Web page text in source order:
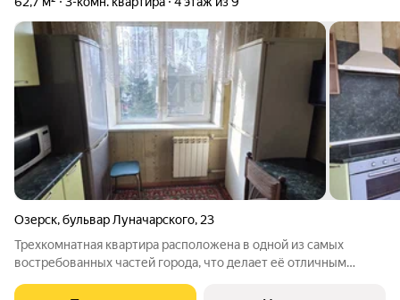
Озерск,бульвар Луначарского, 23
Трехкомнатная квартира расположена в одной из самых
востребованных частей города, что делает её отличным